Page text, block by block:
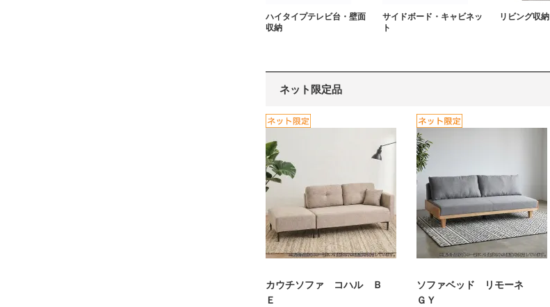
ハイタイプテレビ台・壁面
収納
サイドボード・キャビネッ
ト
リビング収納
ネット限定品
カウチソファ コハル Ｂ
Ｅ
ソファベッド リモーネ
ＧＹ